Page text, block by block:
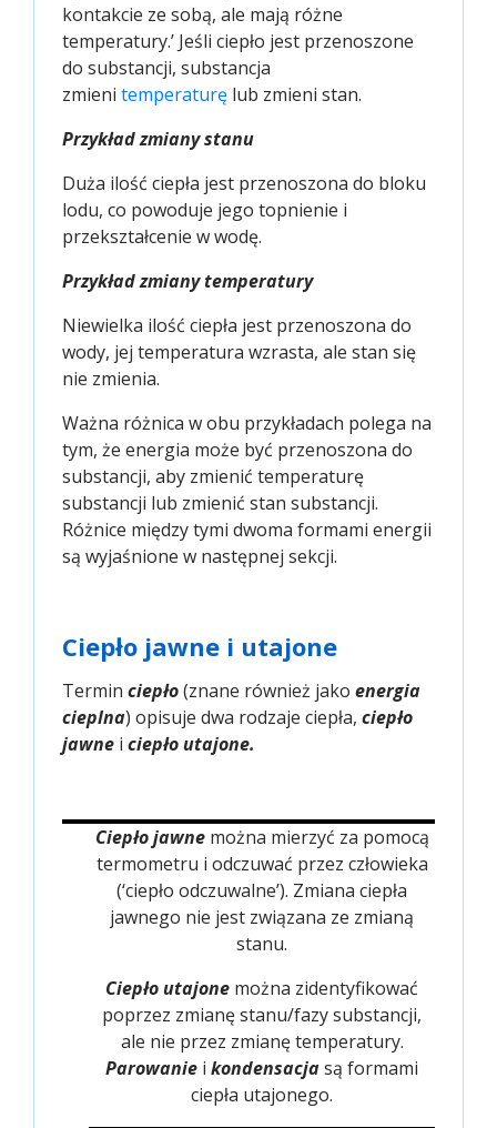
kontakcie ze sobą, ale mają różne
temperatury.’ Jeśli ciepło jest przenoszone
do substancji, substancja
zmieni temperaturę lub zmieni stan.
Przykład zmiany stanu
Duża ilość ciepła jest przenoszona do bloku
lodu, co powoduje jego topnienie i
przekształcenie w wodę.
Przykład zmiany temperatury
Niewielka ilość ciepła jest przenoszona do
wody, jej temperatura wzrasta, ale stan się
nie zmienia.
Ważna różnica w obu przykładach polega na
tym, że energia może być przenoszona do
substancji, aby zmienić temperaturę
substancji lub zmienić stan substancji.
Różnice między tymi dwoma formami energii
są wyjaśnione w następnej sekcji.
Ciepło jawne i utajone
Termin ciepło(znane również jako energia
cieplna) opisuje dwa rodzaje ciepła, ciepło
jawne i ciepło utajone.
Ciepło jawnemożna mierzyć za pomocą
termometru i odczuwać przez człowieka
(‘ciepło odczuwalne’). Zmiana ciepła
jawnego nie jest związana ze zmianą
stanu.
Ciepło utajone można zidentyfikować
poprzez zmianę stanu/fazy substancji,
ale nie przez zmianę temperatury.
Parowanie i kondensacjasą formami
ciepła utajonego.